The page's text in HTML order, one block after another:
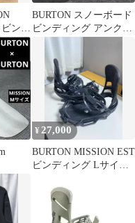
ンデ
BURTON スノーボード
ビンディング アンクル
M
¥ 27,000
BURTON MISSION EST
ビンディング Lサイズ